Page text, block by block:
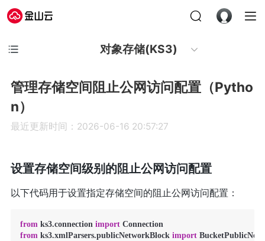
对象存储(KS3)
管理存储空间阻止公网访问配置（Pytho
n）
最近更新时间：2026-06-16 20:57:27
设置存储空间级别的阻止公网访问配置
以下代码用于设置指定存储空间的阻止公网访问配置：
from ks3.connection import
Connection
from ks3.xmlParsers.publicNetworkBlock import